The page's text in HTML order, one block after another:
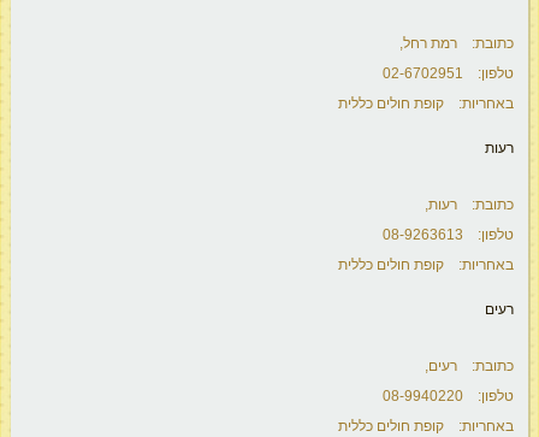
כתובת: רמת רחל,
טלפון: 02-6702951
באחריות: קופת חולים כללית
רעות
כתובת: רעות,
טלפון: 08-9263613
באחריות: קופת חולים כללית
רעים
כתובת: רעים,
טלפון: 08-9940220
באחריות: קופת חולים כללית